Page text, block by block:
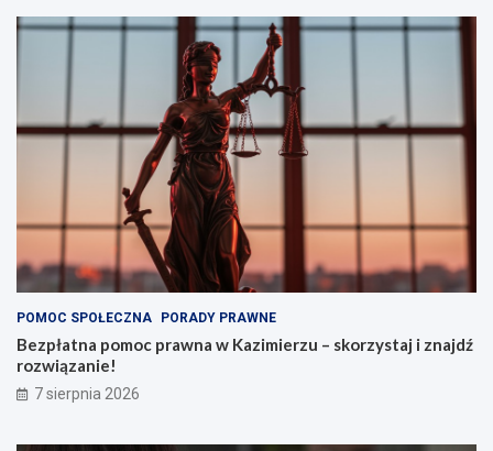
POMOC SPOŁECZNA PORADY PRAWNE
Bezpłatna pomoc prawna w Kazimierzu – skorzystaj i znajdź
rozwiązanie!
7 sierpnia 2026